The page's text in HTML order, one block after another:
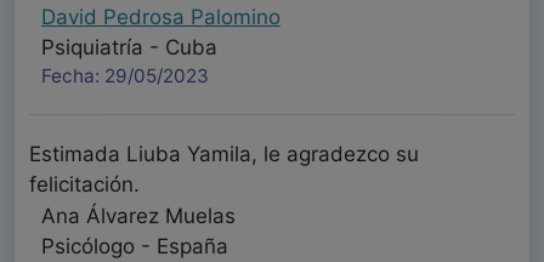
David Pedrosa Palomino
Psiquiatría - Cuba
Fecha: 29/05/2023
Estimada Liuba Yamila, le agradezco su
felicitación.
Ana Álvarez Muelas
Psicólogo - España